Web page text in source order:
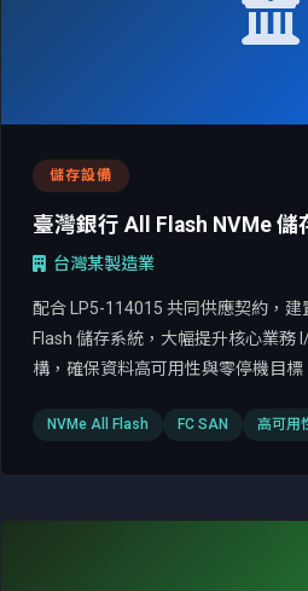
儲存設備
臺灣銀行 All Flash NVMe 儲
台灣某製造業
配合 LP5-114015 共同供應契約，建
Flash 儲存系統，大幅提升核心業務
構，確保資料高可用性與零停機目標
NVMe All Flash FC SAN 高可用